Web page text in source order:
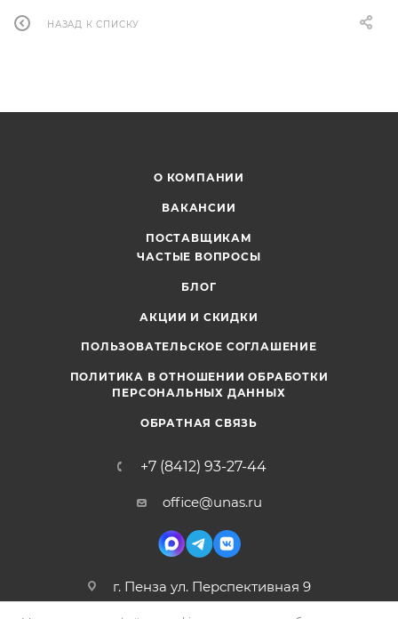
НАЗАД К СПИСКУ
О КОМПАНИИ
ВАКАНСИИ
ПОСТАВЩИКАМ
ЧАСТЫЕ ВОПРОСЫ
БЛОГ
АКЦИИ И СКИДКИ
ПОЛЬЗОВАТЕЛЬСКОЕ СОГЛАШЕНИЕ
ПОЛИТИКА В ОТНОШЕНИИ ОБРАБОТКИ
ПЕРСОНАЛЬНЫХ ДАННЫХ
ОБРАТНАЯ СВЯЗЬ
+7 (8412) 93-27-44
office@unas.ru
г. Пенза ул. Перспективная 9